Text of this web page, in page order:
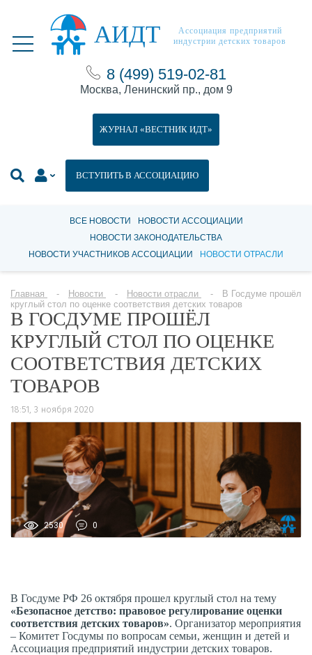
АИДТ
Ассоциация предприятий
индустрии детских товаров
8 (499) 519-02-81
Москва, Ленинский пр., дом 9
ВСТУПИТЬ В АССОЦИАЦИЮ
ЖУРНАЛ «ВЕСТНИК ИДТ»
ВСЕ НОВОСТИ
НОВОСТИ АССОЦИАЦИИ
НОВОСТИ ЗАКОНОДАТЕЛЬСТВА
НОВОСТИ УЧАСТНИКОВ АССОЦИАЦИИ
НОВОСТИ ОТРАСЛИ
Главная Новости Новости отрасли
В Госдуме прошёл
круглый стол по оценке соответствия детских товаров
В ГОСДУМЕ ПРОШЁЛ
КРУГЛЫЙ СТОЛ ПО ОЦЕНКЕ
СООТВЕТСТВИЯ ДЕТСКИХ
ТОВАРОВ
18:51, 3 ноября 2020
2530 0
В Госдуме РФ 26 октября прошел круглый стол на тему
«Безопасное детство: правовое регулирование оценки
соответствия детских товаров». Организатор мероприятия
– Комитет Госдумы по вопросам семьи, женщин и детей и
Ассоциация предприятий индустрии детских товаров.